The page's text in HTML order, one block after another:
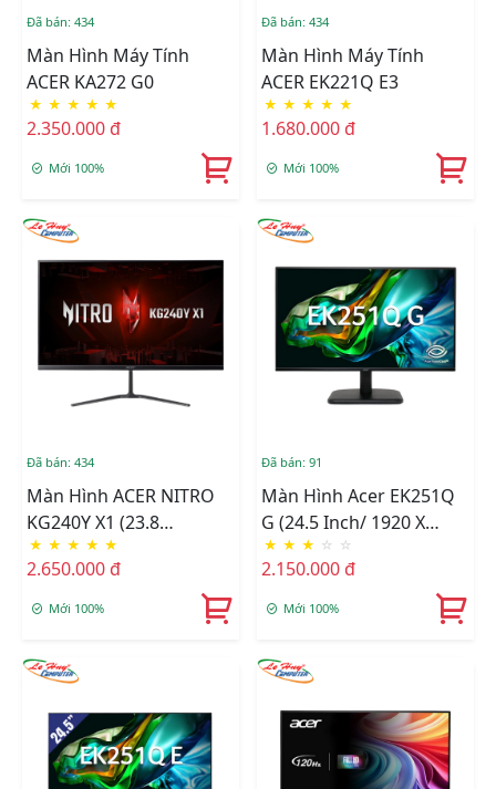
Đã bán: 434
Màn Hình Máy Tính
ACER KA272 G0
★ ★ ★ ★ ★
2.350.000 đ
Mới 100%
Đã bán: 434
Màn Hình Máy Tính
ACER EK221Q E3
★ ★ ★ ★ ★
1.680.000 đ
Mới 100%
Đã bán: 434
Màn Hình ACER NITRO
KG240Y X1 (23.8
INCH/FHD/IPS/200HZ/1MS)
★ ★ ★ ★ ★
2.650.000 đ
Mới 100%
Đã bán: 91
Màn Hình Acer EK251Q
G (24.5 Inch/ 1920 X
1080/ 250 Cd/m2/ 1ms/
120Hz)
★ ★ ★ ☆ ☆
2.150.000 đ
Mới 100%